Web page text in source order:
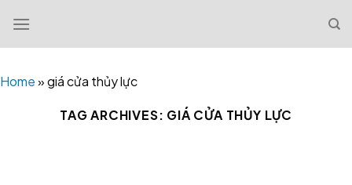
content
Home»giá cửa thủy lực
TAG ARCHIVES: GIÁ CỬA THỦY LỰC